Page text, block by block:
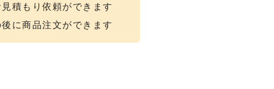
積もり依頼ができます
に商品注文ができます